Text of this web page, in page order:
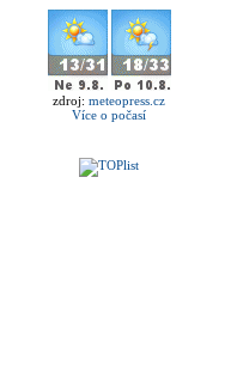
zdroj: meteopress.cz
Více o počasí